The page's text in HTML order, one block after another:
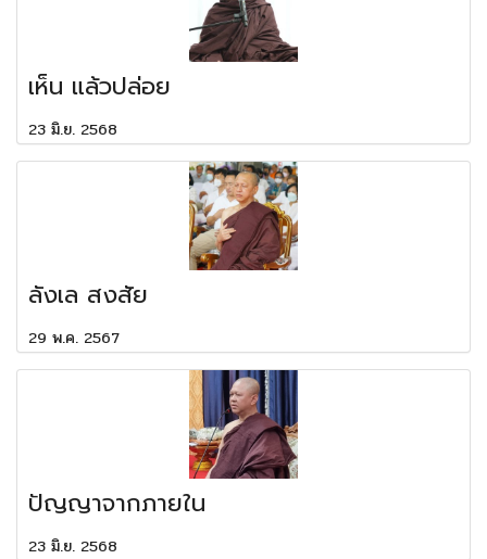
เห็น แล้วปล่อย
23 มิ.ย. 2568
ลังเล สงสัย
29 พ.ค. 2567
ปัญญาจากภายใน
23 มิ.ย. 2568